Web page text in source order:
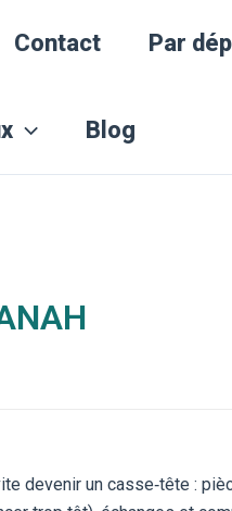
Contact Par
Blog
devenir un casse‑tête :